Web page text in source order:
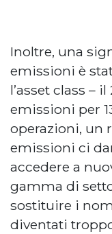
Inoltre, una
emissioni è
l’asset class –
emissioni per
operazioni, un
emissioni ci
accedere a
gamma di
sostituire i
diventati